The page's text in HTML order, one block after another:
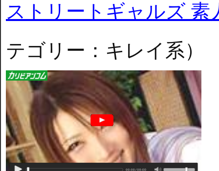
ストリートギャルズ 素
テゴリー：キレイ系）